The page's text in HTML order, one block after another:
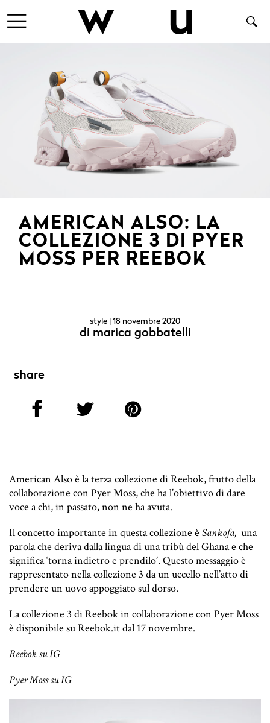
AMERICAN ALSO: LA
COLLEZIONE 3 DI PYER
MOSS PER REEBOK
style | 18 novembre 2020
di marica gobbatelli
share
American Also è la terza collezione di Reebok, frutto della
collaborazione con Pyer Moss, che ha l’obiettivo di dare
voce a chi, in passato, non ne ha avuta.
Il concetto importante in questa collezione è Sankofa, una
parola che deriva dalla lingua di una tribù del Ghana e che
significa ‘torna indietro e prendilo’. Questo messaggio è
rappresentato nella collezione 3 da un uccello nell’atto di
prendere un uovo appoggiato sul dorso.
La collezione 3 di Reebok in collaborazione con Pyer Moss
è disponibile suReebok.itdal 17 novembre.
Reebok su IG
Pyer Moss su IG